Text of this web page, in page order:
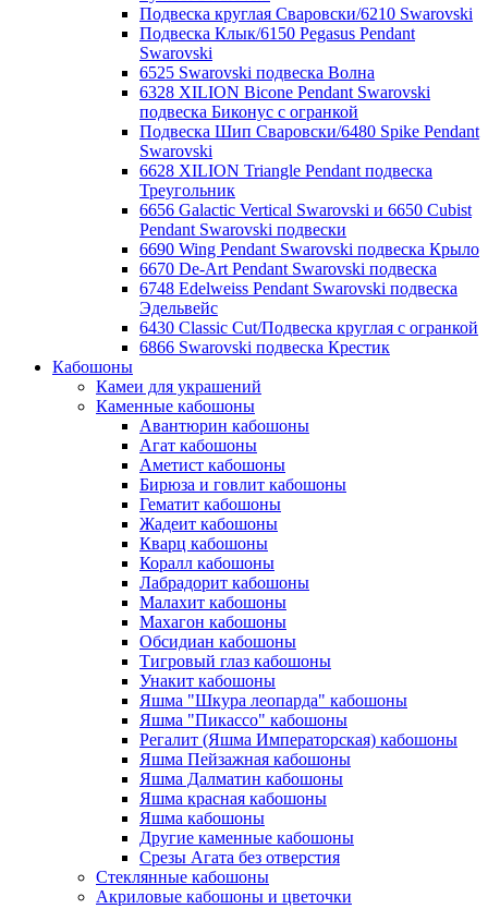
Подвеска круглая Сваровски/6210 Swarovski
Подвеска Клык/6150 Pegasus Pendant
Swarovski
6525 Swarovski подвеска Волна
6328 XILION Bicone Pendant Swarovski
подвеска Биконус c огранкой
Подвеска Шип Сваровски/6480 Spike Pendant
Swarovski
6628 XILION Triangle Pendant подвеска
Треугольник
6656 Galactic Vertical Swarovski и 6650 Cubist
Pendant Swarovski подвески
6690 Wing Pendant Swarovski подвеска Крыло
6670 De-Art Pendant Swarovski подвеска
6748 Edelweiss Pendant Swarovski подвеска
Эдельвейс
6430 Classic Cut/Подвеска круглая с огранкой
6866 Swarovski подвеска Крестик
Кабошоны
Камеи для украшений
Каменные кабошоны
Авантюрин кабошоны
Агат кабошоны
Аметист кабошоны
Бирюза и говлит кабошоны
Гематит кабошоны
Жадеит кабошоны
Кварц кабошоны
Коралл кабошоны
Лабрадорит кабошоны
Малахит кабошоны
Махагон кабошоны
Обсидиан кабошоны
Тигровый глаз кабошоны
Унакит кабошоны
Яшма "Шкура леопарда" кабошоны
Яшма "Пикассо" кабошоны
Регалит (Яшма Императорская) кабошоны
Яшма Пейзажная кабошоны
Яшма Далматин кабошоны
Яшма красная кабошоны
Яшма кабошоны
Другие каменные кабошоны
Срезы Агата без отверстия
Стеклянные кабошоны
Акриловые кабошоны и цветочки